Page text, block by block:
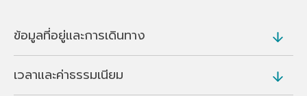
ข้อมูลที่อยู่และการเดินทาง
ที่อยู่
เวลาและค่าธรรมเนียม